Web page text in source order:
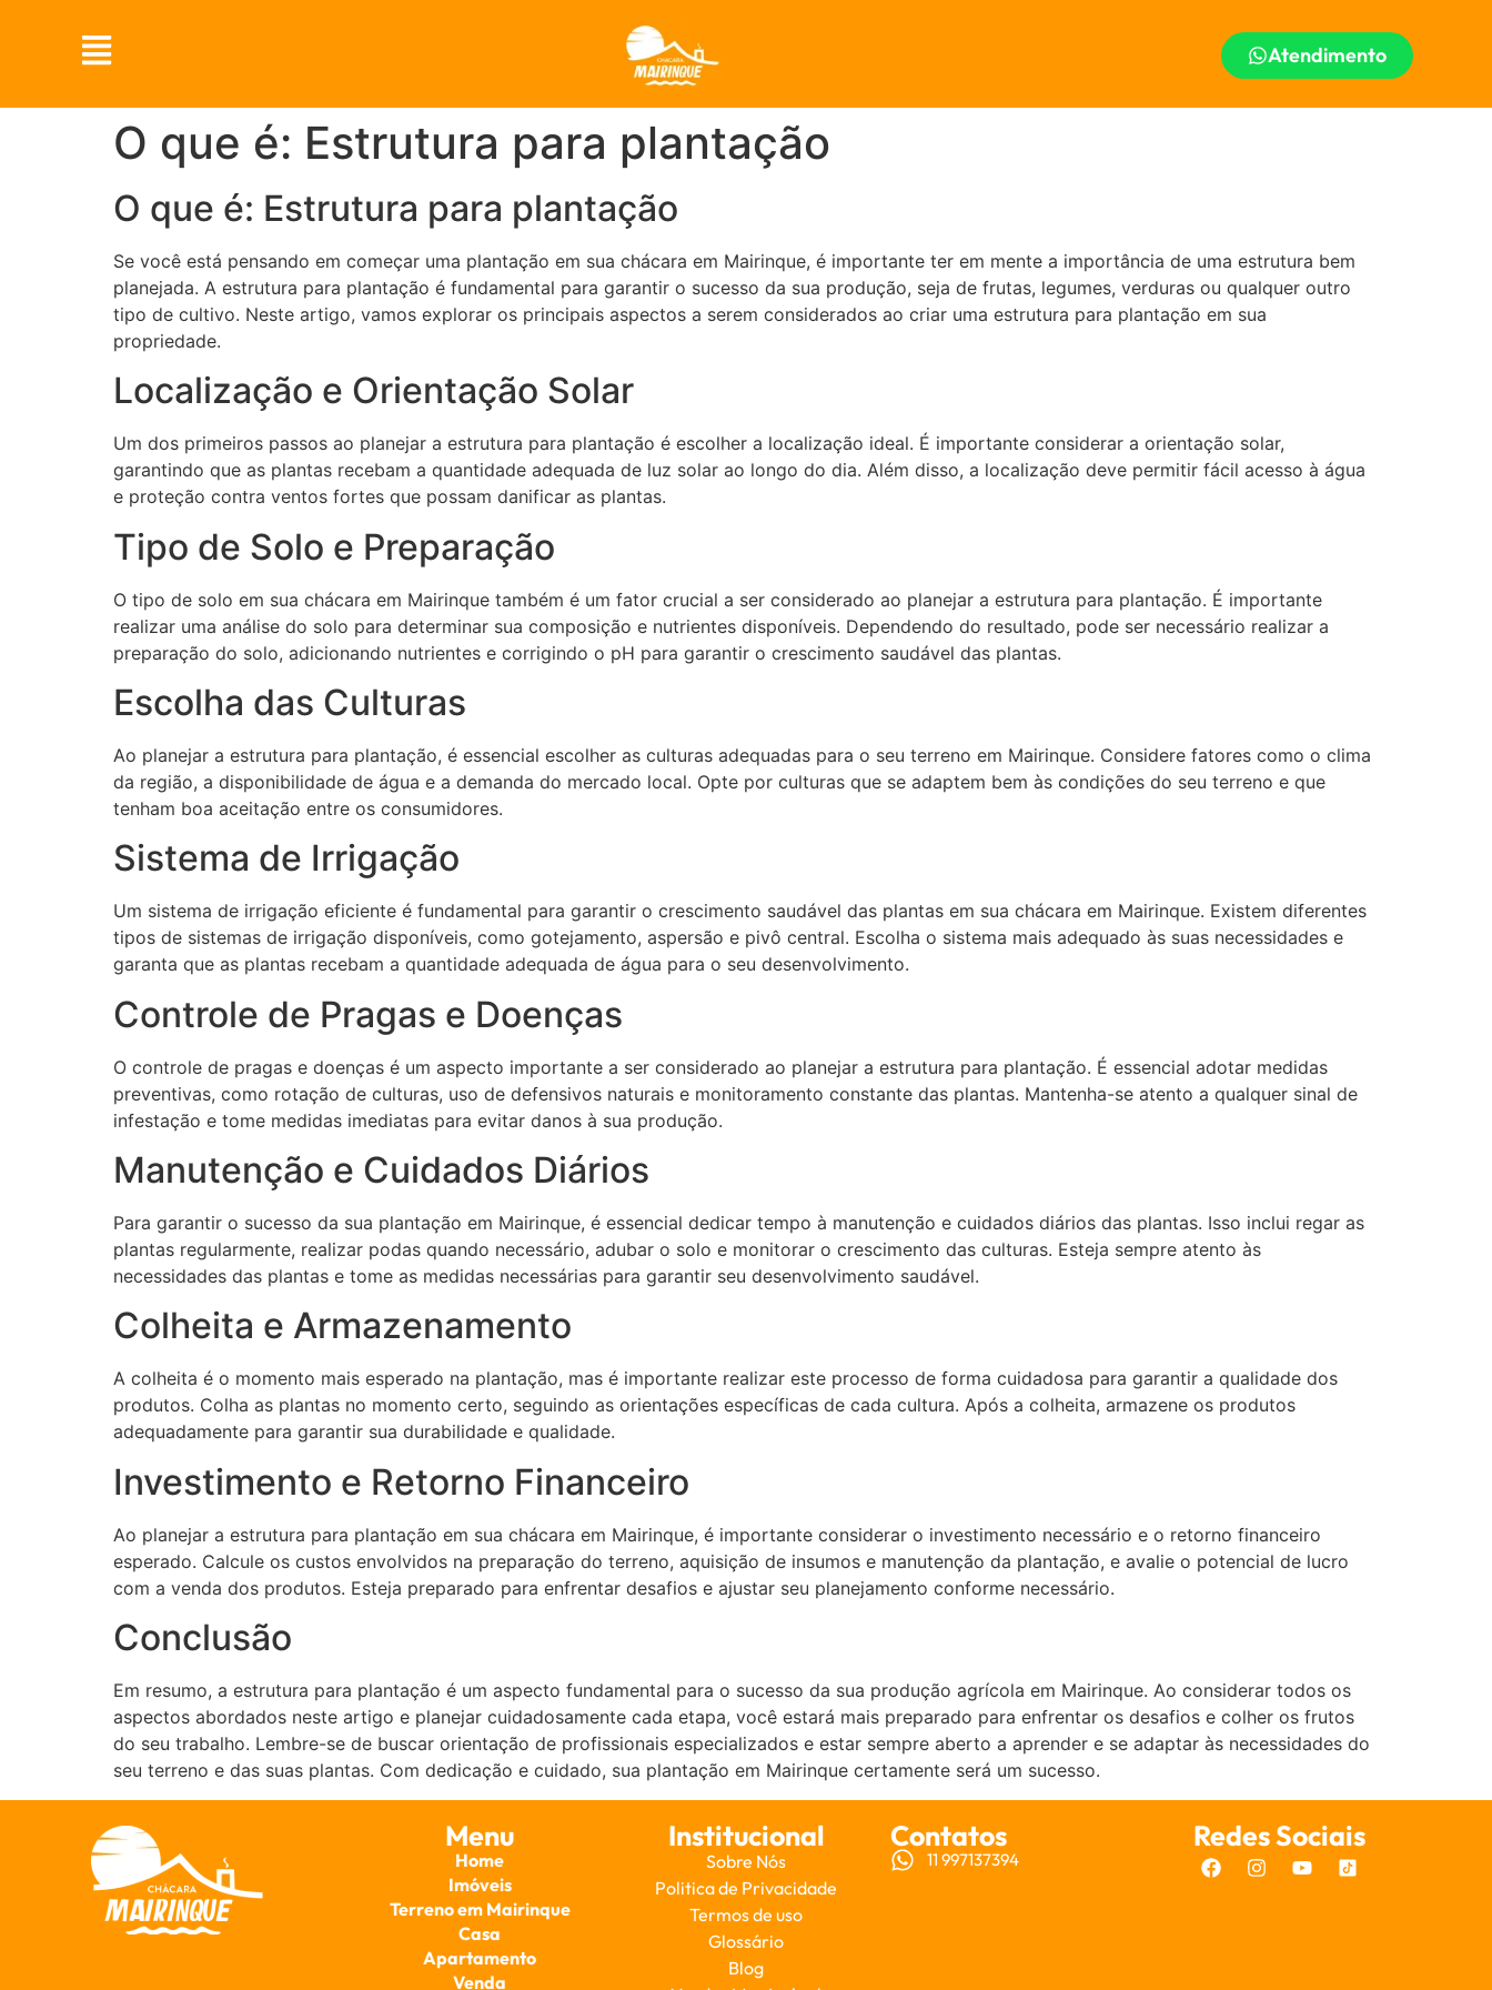
Atendimento
O que é: Estrutura para plantação
O que é: Estrutura para plantação
Se você está pensando em começar uma plantação em sua chácara em Mairinque, é importante ter em mente a importância de uma estrutura bem
planejada. A estrutura para plantação é fundamental para garantir o sucesso da sua produção, seja de frutas, legumes, verduras ou qualquer outro
tipo de cultivo. Neste artigo, vamos explorar os principais aspectos a serem considerados ao criar uma estrutura para plantação em sua
propriedade.
Localização e Orientação Solar
Um dos primeiros passos ao planejar a estrutura para plantação é escolher a localização ideal. É importante considerar a orientação solar,
garantindo que as plantas recebam a quantidade adequada de luz solar ao longo do dia. Além disso, a localização deve permitir fácil acesso à água
e proteção contra ventos fortes que possam danificar as plantas.
Tipo de Solo e Preparação
O tipo de solo em sua chácara em Mairinque também é um fator crucial a ser considerado ao planejar a estrutura para plantação. É importante
realizar uma análise do solo para determinar sua composição e nutrientes disponíveis. Dependendo do resultado, pode ser necessário realizar a
preparação do solo, adicionando nutrientes e corrigindo o pH para garantir o crescimento saudável das plantas.
Escolha das Culturas
Ao planejar a estrutura para plantação, é essencial escolher as culturas adequadas para o seu terreno em Mairinque. Considere fatores como o clima
da região, a disponibilidade de água e a demanda do mercado local. Opte por culturas que se adaptem bem às condições do seu terreno e que
tenham boa aceitação entre os consumidores.
Sistema de Irrigação
Um sistema de irrigação eficiente é fundamental para garantir o crescimento saudável das plantas em sua chácara em Mairinque. Existem diferentes
tipos de sistemas de irrigação disponíveis, como gotejamento, aspersão e pivô central. Escolha o sistema mais adequado às suas necessidades e
garanta que as plantas recebam a quantidade adequada de água para o seu desenvolvimento.
Controle de Pragas e Doenças
O controle de pragas e doenças é um aspecto importante a ser considerado ao planejar a estrutura para plantação. É essencial adotar medidas
preventivas, como rotação de culturas, uso de defensivos naturais e monitoramento constante das plantas. Mantenha-se atento a qualquer sinal de
infestação e tome medidas imediatas para evitar danos à sua produção.
Manutenção e Cuidados Diários
Para garantir o sucesso da sua plantação em Mairinque, é essencial dedicar tempo à manutenção e cuidados diários das plantas. Isso inclui regar as
plantas regularmente, realizar podas quando necessário, adubar o solo e monitorar o crescimento das culturas. Esteja sempre atento às
necessidades das plantas e tome as medidas necessárias para garantir seu desenvolvimento saudável.
Colheita e Armazenamento
A colheita é o momento mais esperado na plantação, mas é importante realizar este processo de forma cuidadosa para garantir a qualidade dos
produtos. Colha as plantas no momento certo, seguindo as orientações específicas de cada cultura. Após a colheita, armazene os produtos
adequadamente para garantir sua durabilidade e qualidade.
Investimento e Retorno Financeiro
Ao planejar a estrutura para plantação em sua chácara em Mairinque, é importante considerar o investimento necessário e o retorno financeiro
esperado. Calcule os custos envolvidos na preparação do terreno, aquisição de insumos e manutenção da plantação, e avalie o potencial de lucro
com a venda dos produtos. Esteja preparado para enfrentar desafios e ajustar seu planejamento conforme necessário.
Conclusão
Em resumo, a estrutura para plantação é um aspecto fundamental para o sucesso da sua produção agrícola em Mairinque. Ao considerar todos os
aspectos abordados neste artigo e planejar cuidadosamente cada etapa, você estará mais preparado para enfrentar os desafios e colher os frutos
do seu trabalho. Lembre-se de buscar orientação de profissionais especializados e estar sempre aberto a aprender e se adaptar às necessidades do
seu terreno e das suas plantas. Com dedicação e cuidado, sua plantação em Mairinque certamente será um sucesso.
Menu
Home
Imóveis
Terreno em Mairinque
Casa
Apartamento
Venda
Institucional
Sobre Nós
Politica de Privacidade
Termos de uso
Glossário
Blog
Contatos
11 997137394
Redes Sociais